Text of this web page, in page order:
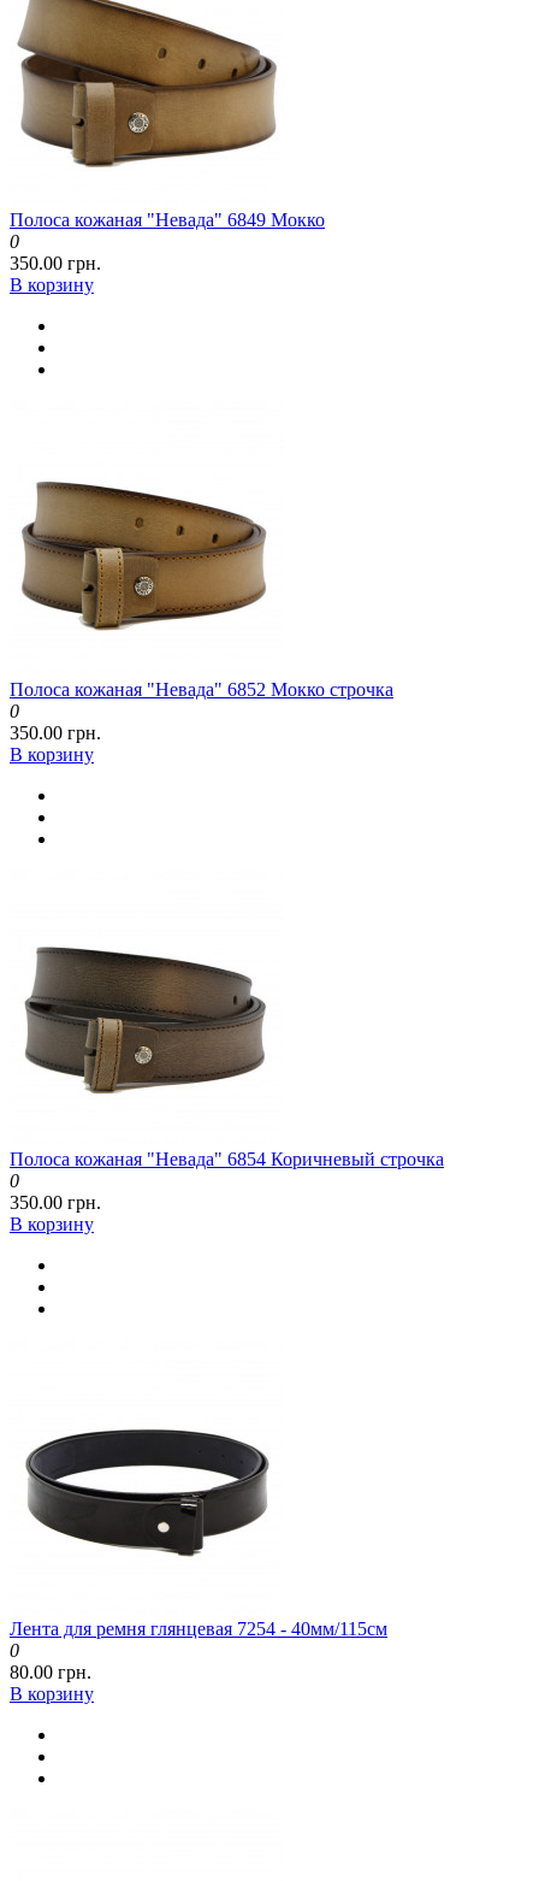
Полоса кожаная "Невада" 6849 Мокко
0
350.00 грн.
В корзину
Полоса кожаная "Невада" 6852 Мокко строчка
0
350.00 грн.
В корзину
Полоса кожаная "Невада" 6854 Коричневый строчка
0
350.00 грн.
В корзину
Лента для ремня глянцевая 7254 - 40мм/115см
0
80.00 грн.
В корзину